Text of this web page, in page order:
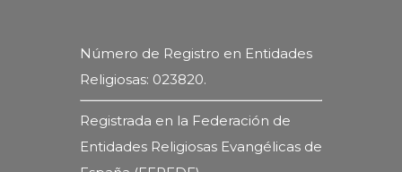
Número de Registro en Entidades
Religiosas: 023820.
Registrada en la Federación de
Entidades Religiosas Evangélicas de